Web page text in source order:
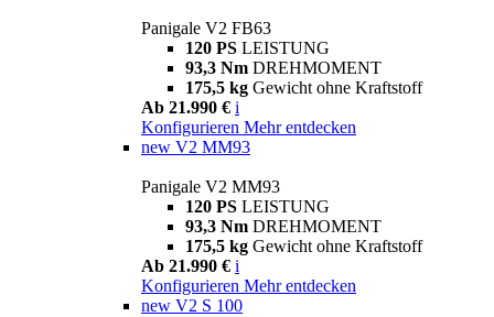
Panigale V2 FB63
120 PS LEISTUNG
93,3 Nm DREHMOMENT
175,5 kg Gewicht ohne Kraftstoff
Ab 21.990 € i
Konfigurieren Mehr entdecken
new V2 MM93
Panigale V2 MM93
120 PS LEISTUNG
93,3 Nm DREHMOMENT
175,5 kg Gewicht ohne Kraftstoff
Ab 21.990 € i
Konfigurieren Mehr entdecken
new V2 S 100